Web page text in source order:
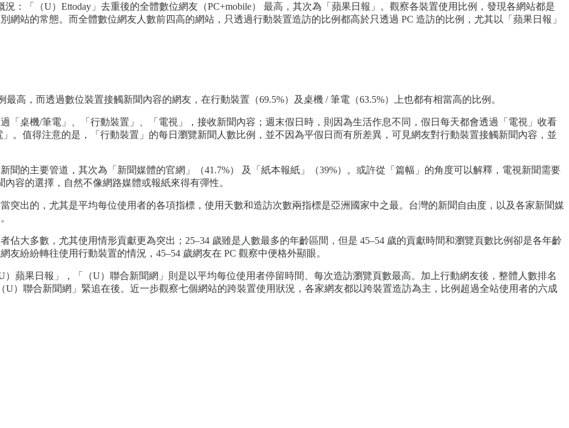
：「（U）Ettoday」去重後的全體數位網友（PC+mobile） 最高，其次為「蘋果日報」。觀察各裝置使用比例，發現各網站都是
網站的常態。而全體數位網友人數前四高的網站，只透過行動裝置造訪的比例都高於只透過 PC 造訪的比例，尤其以「蘋果日報」
高，而透過數位裝置接觸新聞內容的網友，在行動裝置（69.5%）及桌機 / 筆電（63.5%）上也都有相當高的比例。
「桌機/筆電」、「行動裝置」、「電視」，接收新聞內容；週末假日時，則因為生活作息不同，假日每天都會透過「電視」收看
。值得注意的是，「行動裝置」的每日瀏覽新聞人數比例，並不因為平假日而有所差異，可見網友對行動裝置接觸新聞內容，並
聞的主要管道，其次為「新聞媒體的官網」（41.7%） 及「紙本報紙」（39%）。或許從「篇幅」的角度可以解釋，電視新聞需要
容的選擇，自然不像網路媒體或報紙來得有彈性。
突出的，尤其是平均每位使用者的各項指標，使用天數和造訪次數兩指標是亞洲國家中之最。台灣的新聞自由度，以及各家新聞媒
佔大多數，尤其使用情形貢獻更為突出；25–34 歲雖是人數最多的年齡區間，但是 45–54 歲的貢獻時間和瀏覽頁數比例卻是各年齡
紛紛轉往使用行動裝置的情況，45–54 歲網友在 PC 觀察中便格外顯眼。
蘋果日報」，「（U）聯合新聞網」則是以平均每位使用者停留時間、每次造訪瀏覽頁數最高。加上行動網友後，整體人數排名
U）聯合新聞網」緊追在後。近一步觀察七個網站的跨裝置使用狀況，各家網友都以跨裝置造訪為主，比例超過全站使用者的六成